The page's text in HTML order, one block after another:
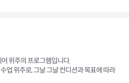
위주의 프로그램입니다.
업 위주로, 그날 그날 컨디션과 목표에 따라